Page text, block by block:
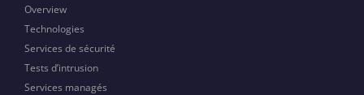
Overview
Technologies
Services de sécurité
Tests d’intrusion
Services managés